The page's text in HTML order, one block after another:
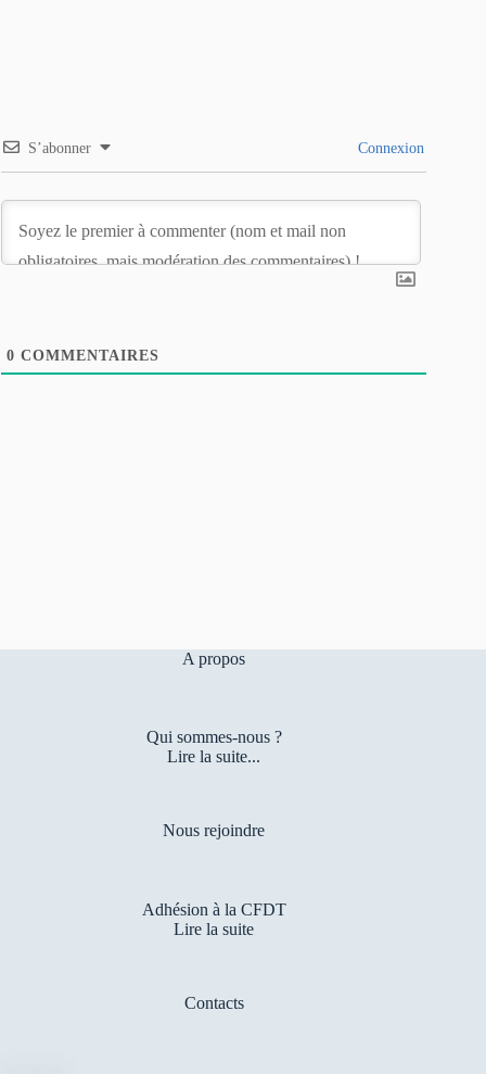
S’abonner Connexion
0 COMMENTAIRES
A propos
Qui sommes-nous ?
Lire la suite...
Nous rejoindre
Adhésion à la CFDT
Lire la suite
Contacts